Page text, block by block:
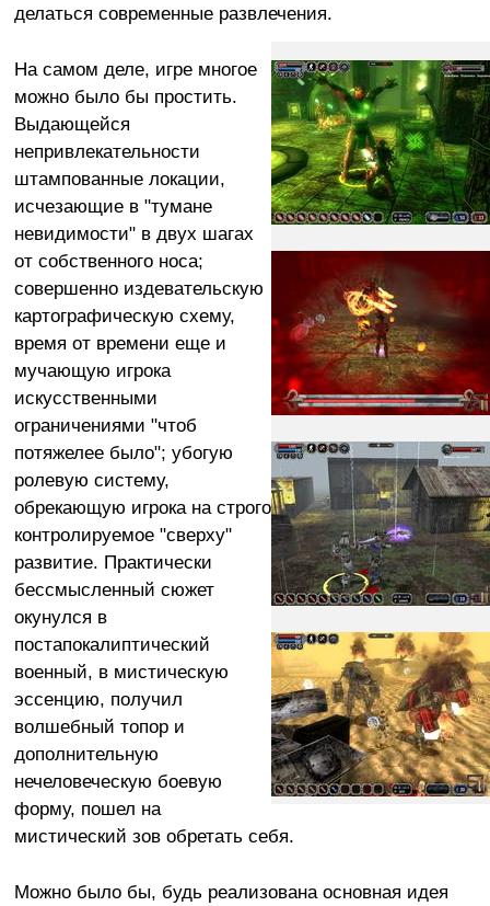
делаться современные развлечения.
На самом деле, игре многое
можно было бы простить.
Выдающейся
непривлекательности
штампованные локации,
исчезающие в "тумане
невидимости" в двух шагах
от собственного носа;
совершенно издевательскую
картографическую схему,
время от времени еще и
мучающую игрока
искусственными
ограничениями "чтоб
потяжелее было"; убогую
ролевую систему,
обрекающую игрока на строго
контролируемое "сверху"
развитие. Практически
бессмысленный сюжет
окунулся в
постапокалиптический
военный, в мистическую
эссенцию, получил
волшебный топор и
дополнительную
нечеловеческую боевую
форму, пошел на
мистический зов обретать себя.
Можно было бы, будь реализована основная идея